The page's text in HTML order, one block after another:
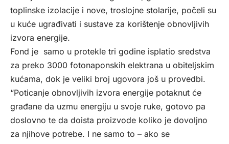
toplinske izolacije i nove, troslojne stolarije, počeli su
u kuće ugrađivati i sustave za korištenje obnovljivih
izvora energije.
Fond je samo u protekle tri godine isplatio sredstva
za preko 3000 fotonaponskih elektrana u obiteljskim
kućama, dok je veliki broj ugovora još u provedbi.
“Poticanje obnovljivih izvora energije potaknut će
građane da uzmu energiju u svoje ruke, gotovo pa
doslovno te da doista proizvode koliko je dovoljno
za njihove potrebe. I ne samo to – ako se